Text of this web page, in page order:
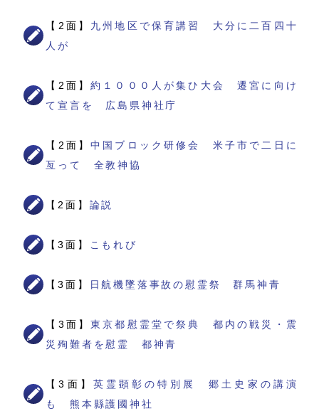
【2面】 九州地区で保育講習 大分に二百四十
人が
【2面】約１０００人が集ひ大会 遷宮に向け
て宣言を 広島県神社庁
【2面】中国ブロック研修会 米子市で二日に
亙って 全教神協
【2面】 論説
【3面】 こもれび
【3面】 日航機墜落事故の慰霊祭 群馬神青
【3面】東京都慰霊堂で祭典 都内の戦災・震
災殉難者を慰霊 都神青
【3面】 英霊顕彰の特別展 郷土史家の講演
も 熊本縣護國神社